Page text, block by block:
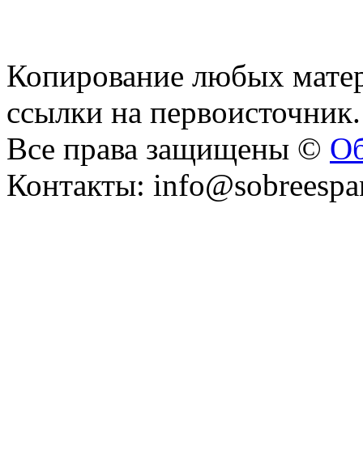
Копирование любых
ссылки на первоисточник.
Все права защищены ©
Контакты: